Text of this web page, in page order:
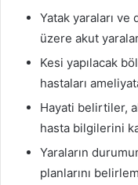
Yatak yaraları
üzere akut
Kesi yapılacak
hastaları
Hayati belirtiler,
hasta bilgilerini
Yaraların
planlarını